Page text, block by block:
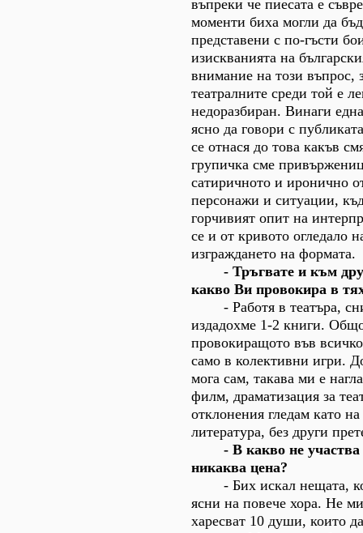
въпреки че пиесата е
моменти биха могли да
представени с по-гъсти
изискванията на
внимание на този въпрос,
театралните среди той е
недоразбиран. Винаги
ясно да говори с
се отнася до това какъв
групичка сме
сатиричното и иронично
персонажи и ситуации,
горчивият опит на
се и от кривото огледало
изграждането на формата.
- Тръгвате и към
какво Ви провокира в
- Работя в театъра,
издадохме 1-2 книги.
провокиращото във
само в колективни игри.
мога сам, такава ми е
филм, драматизация за
отклонения гледам като
литература, без други
- В какво не участва
никаква цена?
- Бих искал нещата,
ясни на повече хора. Не
харесват 10 души, които